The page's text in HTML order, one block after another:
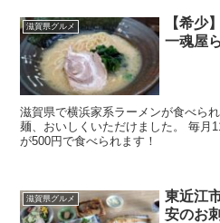
滋賀県グルメ
【希少
一魂屋
滋賀県で横浜家系ラーメンが食べら
麺、おいしくいただけました。 毎月
が500円で食べられます！
滋賀県グルメ
東近江
安のお